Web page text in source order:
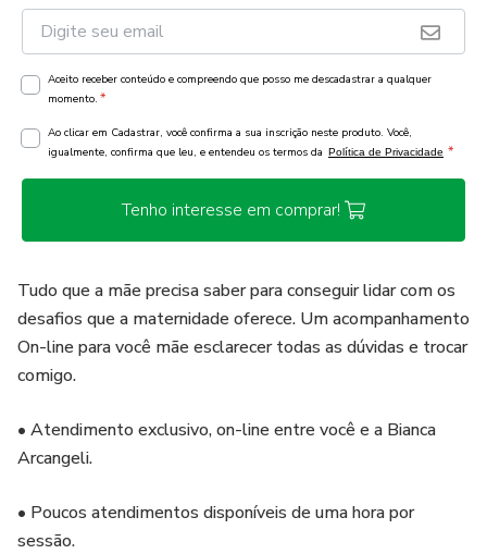
Aceito receber conteúdo e compreendo que posso me descadastrar a qualquer
momento. *
Ao clicar em Cadastrar, você confirma a sua inscrição neste produto. Você,
igualmente, confirma que leu, e entendeu os termos da Política de Privacidade *
Tenho interesse em comprar!
Tudo que a mãe precisa saber para conseguir lidar com os
desafios que a maternidade oferece. Um acompanhamento
On-line para você mãe esclarecer todas as dúvidas e trocar
comigo.
• Atendimento exclusivo, on-line entre você e a Bianca
Arcangeli.
• Poucos atendimentos disponíveis de uma hora por
sessão.